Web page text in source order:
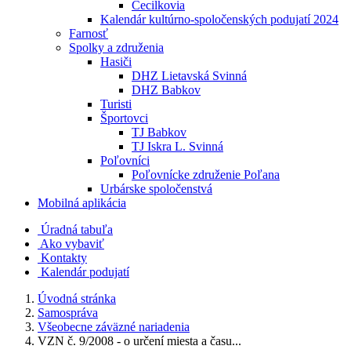
Cecilkovia
Kalendár kultúrno-spoločenských podujatí 2024
Farnosť
Spolky a združenia
Hasiči
DHZ Lietavská Svinná
DHZ Babkov
Turisti
Športovci
TJ Babkov
TJ Iskra L. Svinná
Poľovníci
Poľovnícke združenie Poľana
Urbárske spoločenstvá
Mobilná aplikácia
Úradná tabuľa
Ako vybaviť
Kontakty
Kalendár podujatí
Úvodná stránka
Samospráva
Všeobecne záväzné nariadenia
VZN č. 9/2008 - o určení miesta a času...